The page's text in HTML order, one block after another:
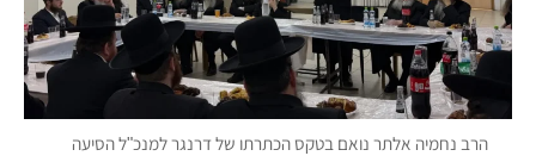
הרב נחמיה אלתר נואם בטקס הכתרתו של דרנגר למנכ"ל הסיעה